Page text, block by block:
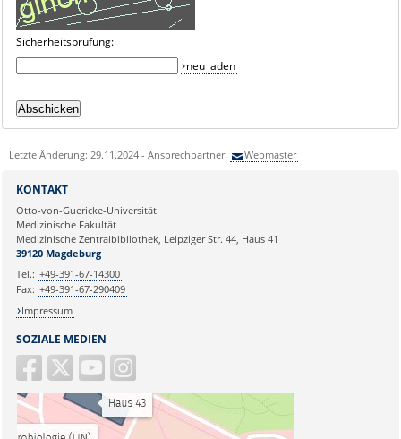
Sicherheitsprüfung:
neu laden
Letzte Änderung: 29.11.2024 - Ansprechpartner: Webmaster
SOZIALE MEDIEN
KONTAKT
Otto-von-Guericke-Universität
Medizinische Fakultät
Medizinische Zentralbibliothek, Leipziger Str. 44, Haus 41
39120 Magdeburg
Tel.: +49-391-67-14300
Fax: +49-391-67-290409
Impressum